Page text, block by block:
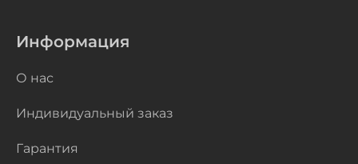
Информация
О нас
Индивидуальный заказ
Гарантия